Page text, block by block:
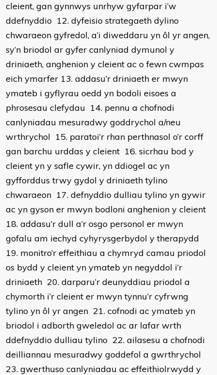
cleient, gan gynnwys unrhyw gyfarpar i’w
ddefnyddio 12. dyfeisio strategaeth dylino
chwaraeon gyfredol, a’i diweddaru yn ôl yr angen,
sy’n briodol ar gyfer canlyniad dymunol y
driniaeth, anghenion y cleient ac o fewn cwmpas
eich ymarfer 13. addasu’r driniaeth er mwyn
ymateb i gyflyrau oedd yn bodoli eisoes a
phrosesau clefydau 14. pennu a chofnodi
canlyniadau mesuradwy goddrychol a/neu
wrthrychol 15. paratoi’r rhan perthnasol o’r corff
gan barchu urddas y cleient 16. sicrhau bod y
cleient yn y safle cywir, yn ddiogel ac yn
gyfforddus trwy gydol y driniaeth tylino
chwaraeon 17. defnyddio dulliau tylino yn gywir
ac yn gyson er mwyn bodloni anghenion y cleient
18. addasu’r dull a’r osgo personol er mwyn
gofalu am iechyd cyhyrysgerbydol y therapydd
19. monitro’r effeithiau a chymryd camau priodol
os bydd y cleient yn ymateb yn negyddol i’r
driniaeth 20. darparu’r deunyddiau priodol a
chymorth i’r cleient er mwyn tynnu’r cyfrwng
tylino yn ôl yr angen 21. cofnodi ac ymateb yn
briodol i adborth gweledol ac ar lafar wrth
ddefnyddio dulliau tylino 22. ailasesu a chofnodi
deilliannau mesuradwy goddefol a gwrthrychol
23. gwerthuso canlyniadau ac effeithiolrwydd y